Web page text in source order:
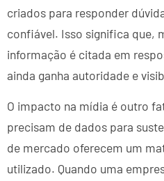
criados para responder
confiável. Isso significa que,
informação é citada em
ainda ganha autoridade e
O impacto na mídia é outro
precisam de dados para
de mercado oferecem um
utilizado. Quando uma